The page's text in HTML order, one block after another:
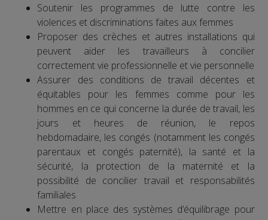
Soutenir les programmes de lutte contre les
violences et discriminations faites aux femmes
Proposer des crèches et autres installations qui
peuvent aider les travailleurs à concilier
correctement vie professionnelle et vie personnelle
Assurer des conditions de travail décentes et
équitables pour les femmes comme pour les
hommes en ce qui concerne la durée de travail, les
jours et heures de réunion, le repos
hebdomadaire, les congés (notamment les congés
parentaux et congés paternité), la santé et la
sécurité, la protection de la maternité et la
possibilité de concilier travail et responsabilités
familiales
Mettre en place des systèmes d’équilibrage pour